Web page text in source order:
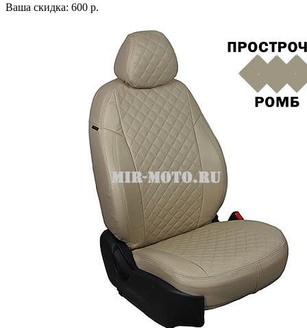
Ваша скидка: 600 р.